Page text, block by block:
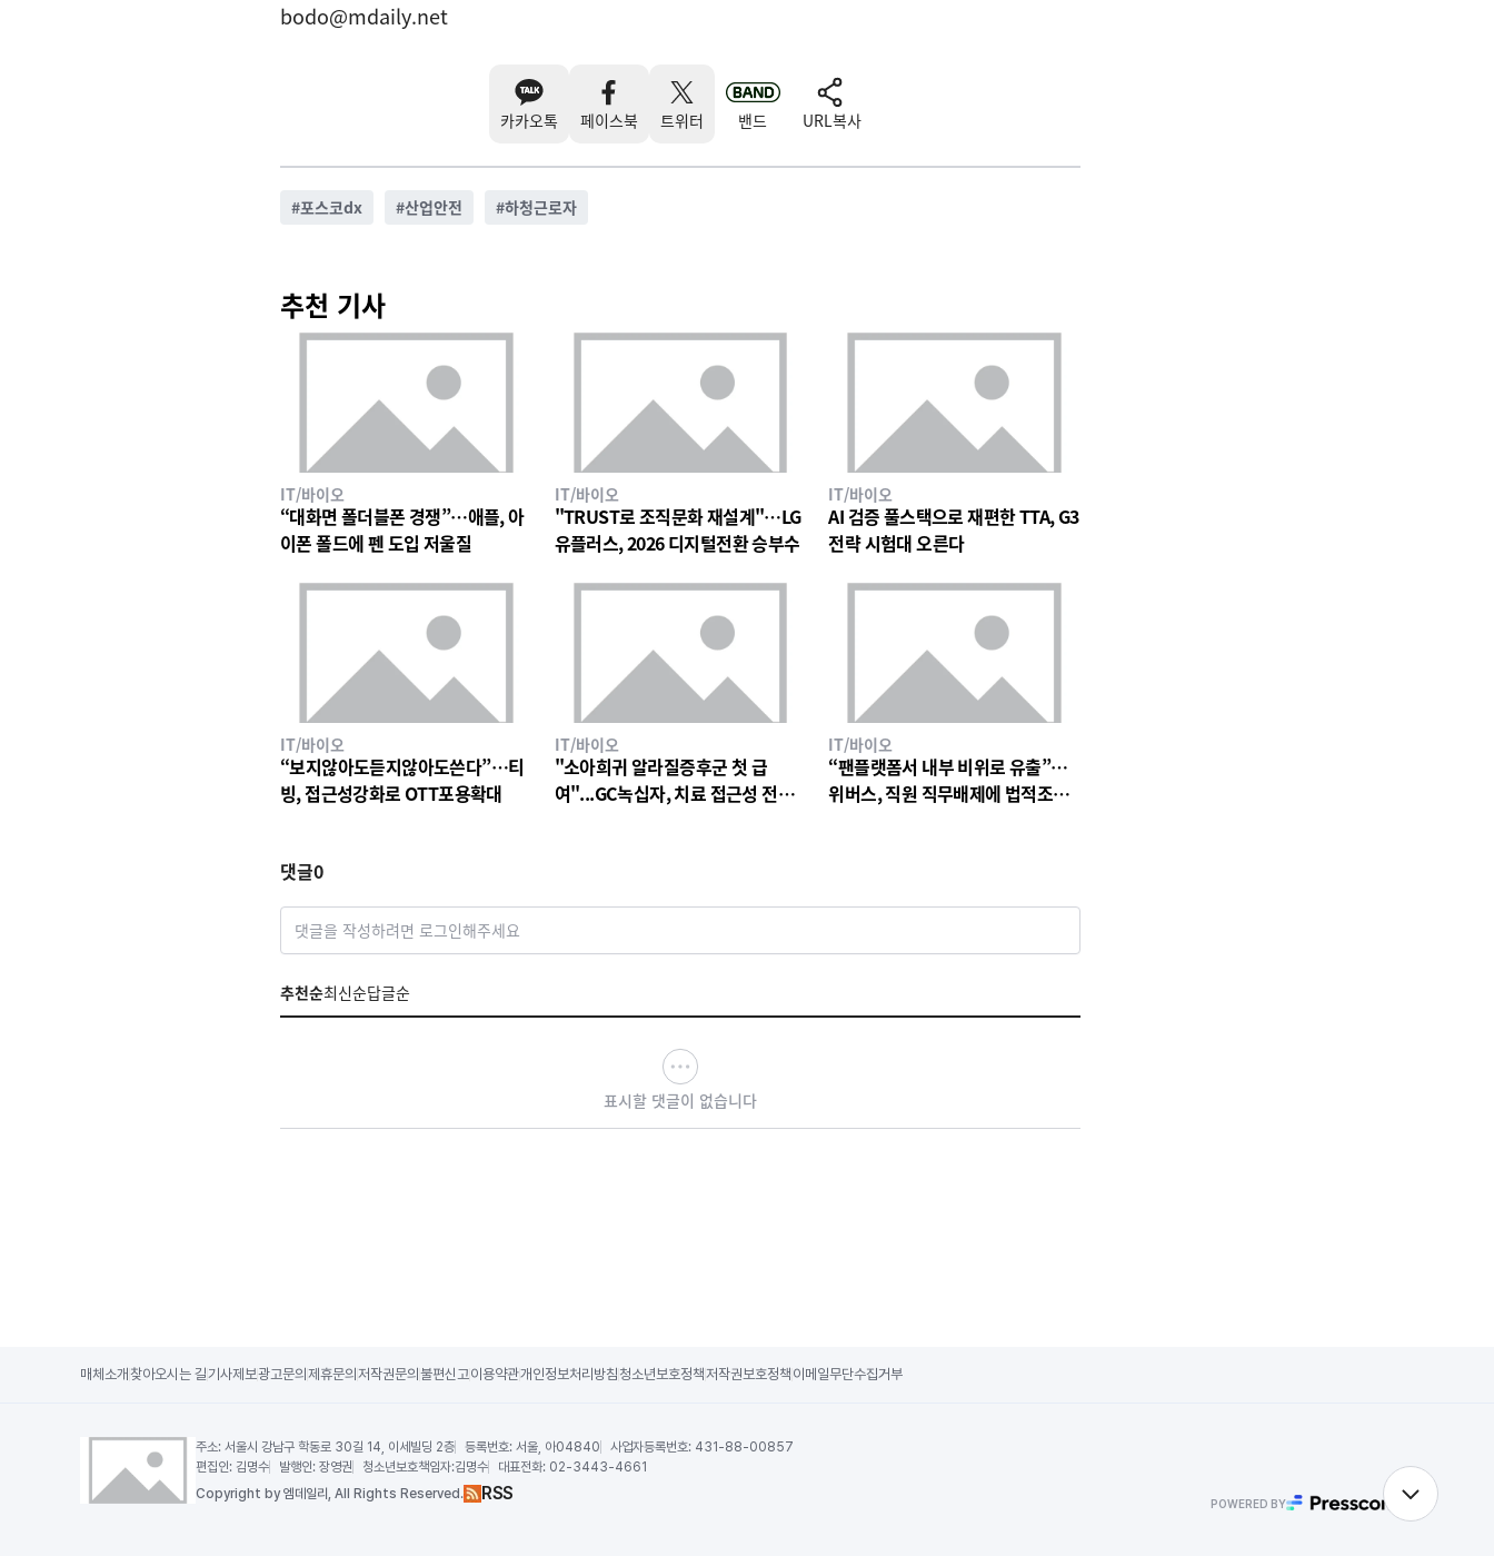
bodo@mdaily.net
카카오톡 페이스북 트위터 밴드 URL복사
#포스코dx #산업안전 #하청근로자
추천 기사
IT/바이오
“대화면 폴더블폰 경쟁”…애플, 아
이폰 폴드에 펜 도입 저울질
IT/바이오
"TRUST로 조직문화 재설계"…LG
유플러스, 2026 디지털전환 승부수
IT/바이오
AI 검증 풀스택으로 재편한 TTA, G3
전략 시험대 오른다
IT/바이오
“보지않아도듣지않아도쓴다”…티
빙, 접근성강화로 OTT포용확대
IT/바이오
"소아희귀 알라질증후군 첫 급
여"...GC녹십자, 치료 접근성 전환
IT/바이오
“팬플랫폼서 내부 비위로 유출”…
위버스, 직원 직무배제에 법적조치
댓글0
댓글을 작성하려면 로그인해주세요
추천순최신순답글순
표시할 댓글이 없습니다
매체소개 찾아오시는 길기사제보광고문의 제휴문의 저작권문의 불편신고이용약관개인정보처리방침 청소년보호정책저작권보호정책 이메일무단수집거부
주소:서울시 강남구 학동로 30길 14, 이세빌딩 2층 등록번호: 서울, 아04840 사업자등록번호: 431-88-00857
편집인: 김명수 발행인:장영권 청소년보호책임자:김명수 대표전화: 02-3443-4661
Copyright by 엠데일리, All Rights Reserved. RSS POWERED BY